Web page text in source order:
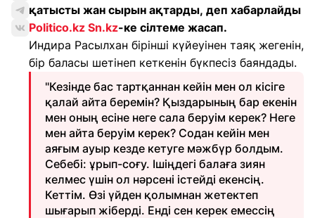
қатысты жан сырын ақтарды, деп хабарлайды
Politico.kz Sn.kz-ке сілтеме жасап.
Индира Расылхан бірінші күйеуінен таяқ жегенін,
бір баласы шетінеп кеткенін бүкпесіз баяндады.
"Кезінде бас тартқаннан кейін мен ол кісіге
қалай айта беремін? Қыздарының бар екенін
мен оның есіне неге сала беруім керек? Неге
мен айта беруім керек? Содан кейін мен
аяғым ауыр кезде кетуге мәжбүр болдым.
Себебі: ұрып-соғу. Ішіңдегі балаға зиян
келмес үшін ол нәрсені істейді екенсің.
Кеттім. Өзі үйден қолымнан жетектеп
шығарып жіберді. Енді сен керек емессің